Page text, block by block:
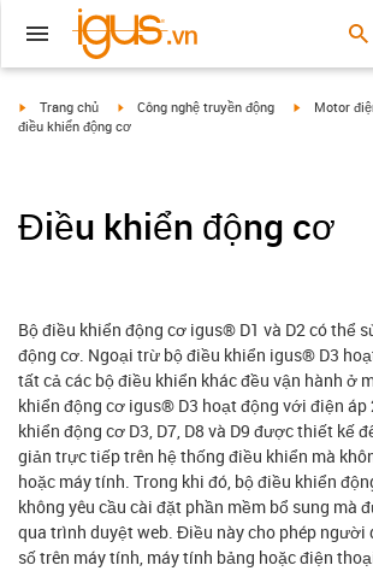
igus-icon-arrow-right
Trang chủ igus-icon-arrow-right
Công nghệ truyền động igus-icon-
Motor
điều khiển động cơ
Điều khiển động cơ
Bộ điều khiển động cơ igus® D1 và D2 có thể
động cơ. Ngoại trừ bộ điều khiển igus® D3
tất cả các bộ điều khiển khác đều vận hành ở
khiển động cơ igus® D3 hoạt động với điện áp
khiển động cơ D3, D7, D8 và D9 được thiết kế
giản trực tiếp trên hệ thống điều khiển mà
hoặc máy tính. Trong khi đó, bộ điều khiển
không yêu cầu cài đặt phần mềm bổ sung mà
qua trình duyệt web. Điều này cho phép
số trên máy tính, máy tính bảng hoặc điện